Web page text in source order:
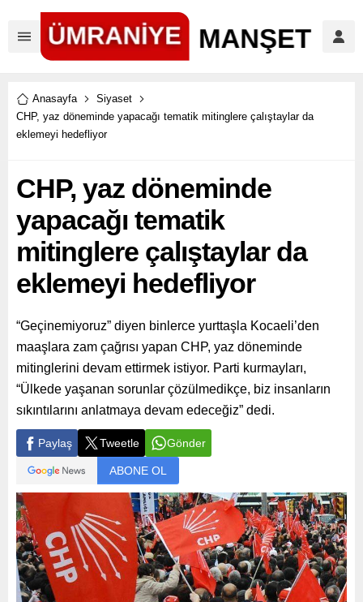
Anasayfa
Siyaset
CHP, yaz döneminde yapacağı tematik mitinglere çalıştaylar da
eklemeyi hedefliyor
CHP, yaz döneminde
yapacağı tematik
mitinglere çalıştaylar da
eklemeyi hedefliyor
“Geçinemiyoruz” diyen binlerce yurttaşla Kocaeli’den
maaşlara zam çağrısı yapan CHP, yaz döneminde
mitinglerini devam ettirmek istiyor. Parti kurmayları,
“Ülkede yaşanan sorunlar çözülmedikçe, biz insanların
sıkıntılarını anlatmaya devam edeceğiz” dedi.
Paylaş Tweetle Gönder
ABONE OL